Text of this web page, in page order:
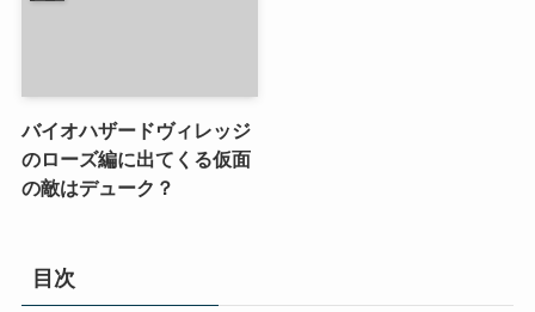
バイオハザードヴィレッジ
のローズ編に出てくる仮面
の敵はデューク？
目次